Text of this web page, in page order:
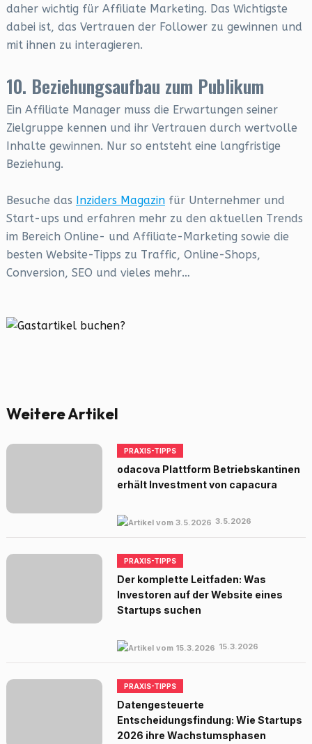
daher wichtig für Affiliate Marketing. Das Wichtigste
dabei ist, das Vertrauen der Follower zu gewinnen und
mit ihnen zu interagieren.
10. Beziehungsaufbau zum Publikum
Ein Affiliate Manager muss die Erwartungen seiner
Zielgruppe kennen und ihr Vertrauen durch wertvolle
Inhalte gewinnen. Nur so entsteht eine langfristige
Beziehung.
Besuche das Inziders Magazinfür Unternehmer und
Start-ups und erfahren mehr zu den aktuellen Trends
im Bereich Online- und Affiliate-Marketing sowie die
besten Website-Tipps zu Traffic, Online-Shops,
Conversion, SEO und vieles mehr…
Weitere Artikel
PRAXIS-TIPPS
odacova Plattform Betriebskantinen
erhält Investment von capacura
3.5.2026
PRAXIS-TIPPS
Der komplette Leitfaden: Was
Investoren auf der Website eines
Startups suchen
15.3.2026
PRAXIS-TIPPS
Datengesteuerte
Entscheidungsfindung: Wie Startups
2026 ihre Wachstumsphasen